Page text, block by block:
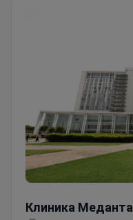
Клиника Меданта